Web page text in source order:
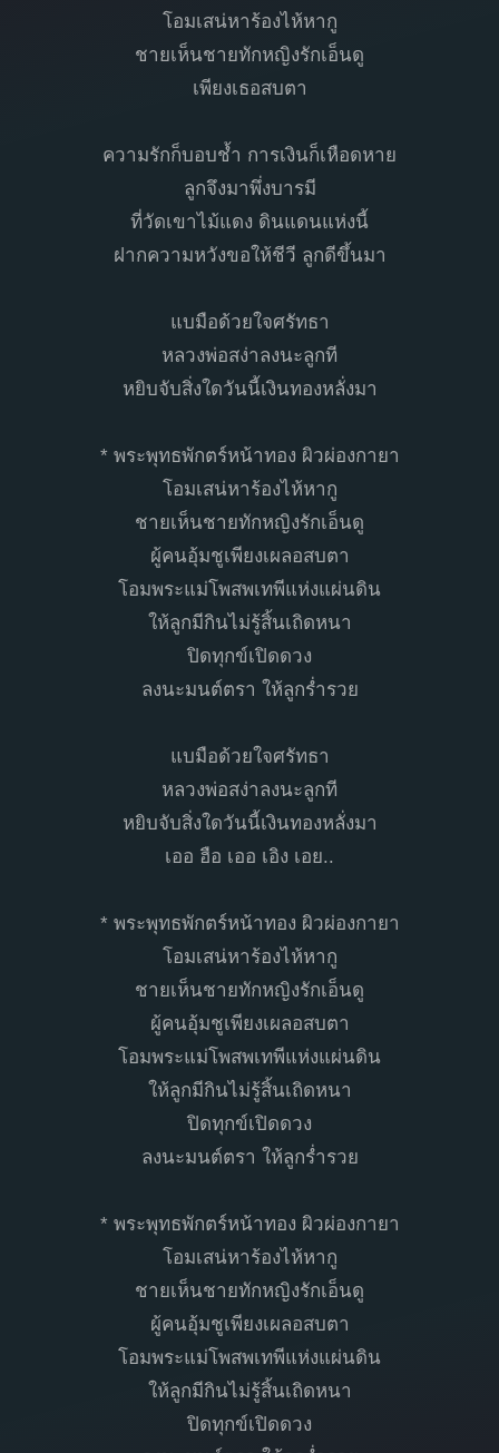
โอมเสน่หาร้องไห้หากู
ชายเห็นชายทักหญิงรักเอ็นดู
เพียงเธอสบตา
ความรักก็บอบช้ำ การเงินก็เหือดหาย
ลูกจึงมาพึ่งบารมี
ที่วัดเขาไม้แดง ดินแดนแห่งนี้
ฝากความหวังขอให้ชีวี ลูกดีขึ้นมา
แบมือด้วยใจศรัทธา
หลวงพ่อสง่าลงนะลูกที
หยิบจับสิ่งใดวันนี้เงินทองหลั่งมา
* พระพุทธพักตร์หน้าทอง ผิวผ่องกายา
โอมเสน่หาร้องไห้หากู
ชายเห็นชายทักหญิงรักเอ็นดู
ผู้คนอุ้มชูเพียงเผลอสบตา
โอมพระแม่โพสพเทพีแห่งแผ่นดิน
ให้ลูกมีกินไม่รู้สิ้นเถิดหนา
ปิดทุกข์เปิดดวง
ลงนะมนต์ตรา ให้ลูกร่ำรวย
แบมือด้วยใจศรัทธา
หลวงพ่อสง่าลงนะลูกที
หยิบจับสิ่งใดวันนี้เงินทองหลั่งมา
เออ ฮือ เออ เอิง เอย..
* พระพุทธพักตร์หน้าทอง ผิวผ่องกายา
โอมเสน่หาร้องไห้หากู
ชายเห็นชายทักหญิงรักเอ็นดู
ผู้คนอุ้มชูเพียงเผลอสบตา
โอมพระแม่โพสพเทพีแห่งแผ่นดิน
ให้ลูกมีกินไม่รู้สิ้นเถิดหนา
ปิดทุกข์เปิดดวง
ลงนะมนต์ตรา ให้ลูกร่ำรวย
* พระพุทธพักตร์หน้าทอง ผิวผ่องกายา
โอมเสน่หาร้องไห้หากู
ชายเห็นชายทักหญิงรักเอ็นดู
ผู้คนอุ้มชูเพียงเผลอสบตา
โอมพระแม่โพสพเทพีแห่งแผ่นดิน
ให้ลูกมีกินไม่รู้สิ้นเถิดหนา
ปิดทุกข์เปิดดวง